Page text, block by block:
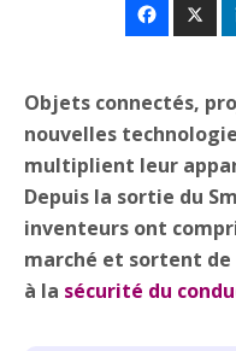
Objets connectés,
nouvelles
multiplient leur
Depuis la sortie du
inventeurs ont
marché et sortent
à la sécurité du